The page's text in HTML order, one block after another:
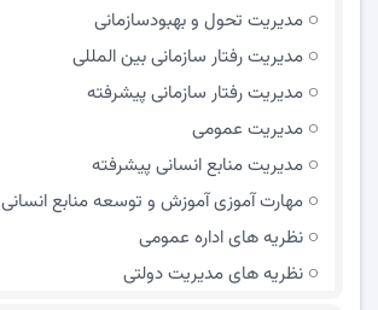
مدیریت تحول و بهبود‌سازمانی
مدیریت رفتار سازمانی بین المللی
مدیریت رفتار سازمانی پیشرفته
مدیریت عمومی
مدیریت منابع انسانی پیشرفته
مهارت آموزی آموزش و توسعه منابع انسانی
نظریه های اداره عمومی
نظریه های مدیریت دولتی